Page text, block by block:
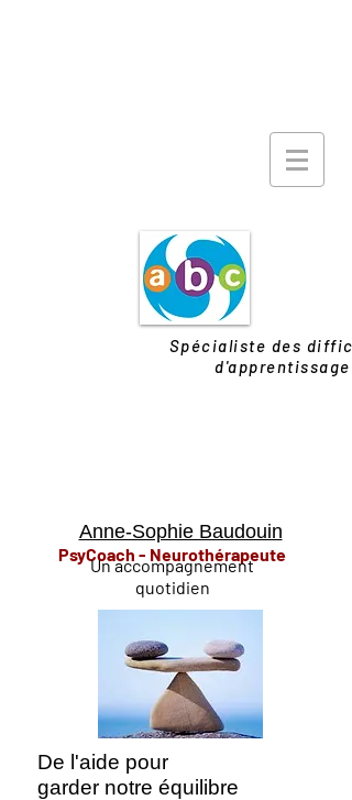
Spécialiste des
d'apprentissage
Anne-Sophie Baudouin
PsyCoach - Neurothérapeute
Un accompagnement
quotidien
De l'aide pour
garder notre équilibre